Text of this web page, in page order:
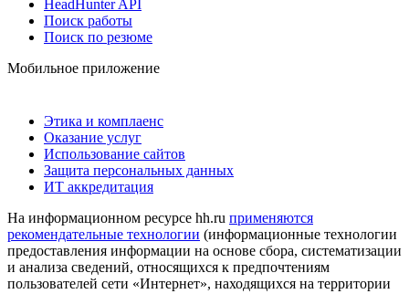
HeadHunter API
Поиск работы
Поиск по резюме
Мобильное приложение
Этика и комплаенс
Оказание услуг
Использование сайтов
Защита персональных данных
ИТ аккредитация
На информационном ресурсе hh.ru применяются
рекомендательные технологии (информационные технологии
предоставления информации на основе сбора, систематизации
и анализа сведений, относящихся к предпочтениям
пользователей сети «Интернет», находящихся на территории